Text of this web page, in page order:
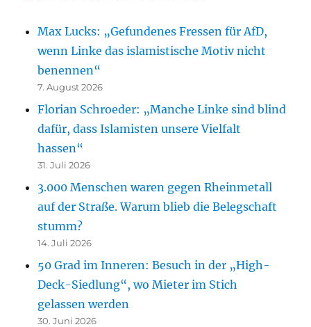
Max Lucks: „Gefundenes Fressen für AfD,
wenn Linke das islamistische Motiv nicht
benennen“
7. August 2026
Florian Schroeder: „Manche Linke sind blind
dafür, dass Islamisten unsere Vielfalt
hassen“
31. Juli 2026
3.000 Menschen waren gegen Rheinmetall
auf der Straße. Warum blieb die Belegschaft
stumm?
14. Juli 2026
50 Grad im Inneren: Besuch in der „High-
Deck-Siedlung“, wo Mieter im Stich
gelassen werden
30. Juni 2026